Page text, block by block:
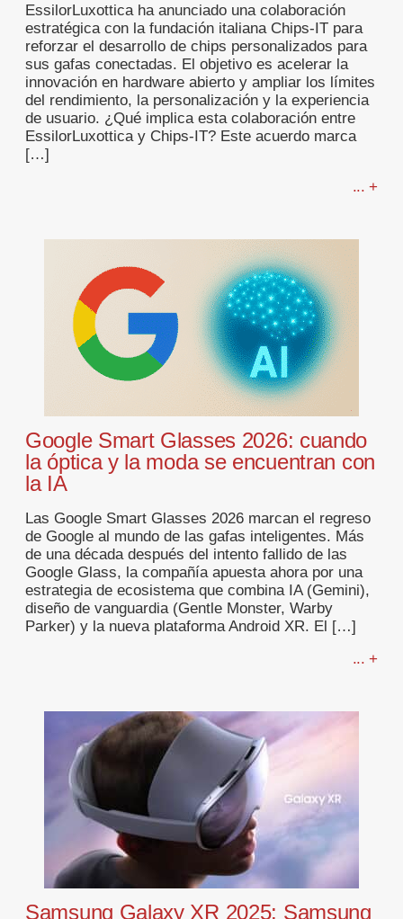
EssilorLuxottica ha anunciado una colaboración
estratégica con la fundación italiana Chips-IT para
reforzar el desarrollo de chips personalizados para
sus gafas conectadas. El objetivo es acelerar la
innovación en hardware abierto y ampliar los límites
del rendimiento, la personalización y la experiencia
de usuario. ¿Qué implica esta colaboración entre
EssilorLuxottica y Chips-IT? Este acuerdo marca
[…]
... +
Google Smart Glasses 2026: cuando
la óptica y la moda se encuentran con
la IA
Las Google Smart Glasses 2026 marcan el regreso
de Google al mundo de las gafas inteligentes. Más
de una década después del intento fallido de las
Google Glass, la compañía apuesta ahora por una
estrategia de ecosistema que combina IA (Gemini),
diseño de vanguardia (Gentle Monster, Warby
Parker) y la nueva plataforma Android XR. El […]
... +
Samsung Galaxy XR 2025: Samsung